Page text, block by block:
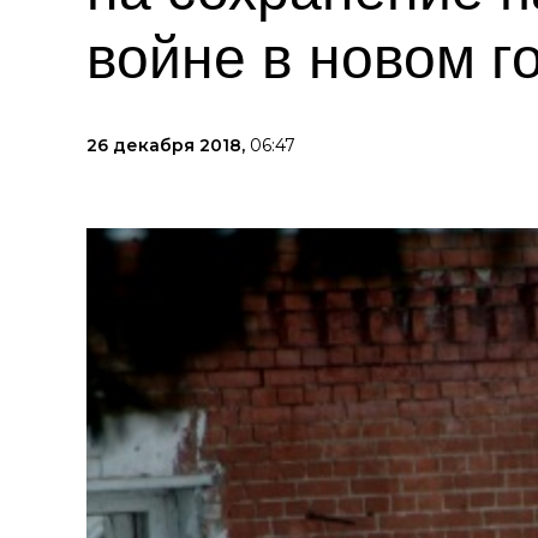
войне в новом
26 декабря 2018, 06:47